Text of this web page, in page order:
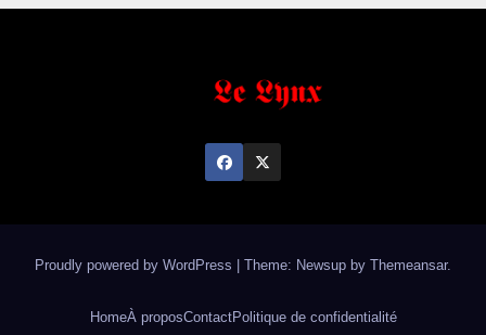
Proudly powered by WordPress Theme: Newsup by Themeansar.
HomeÀ proposContactPolitique de confidentialité